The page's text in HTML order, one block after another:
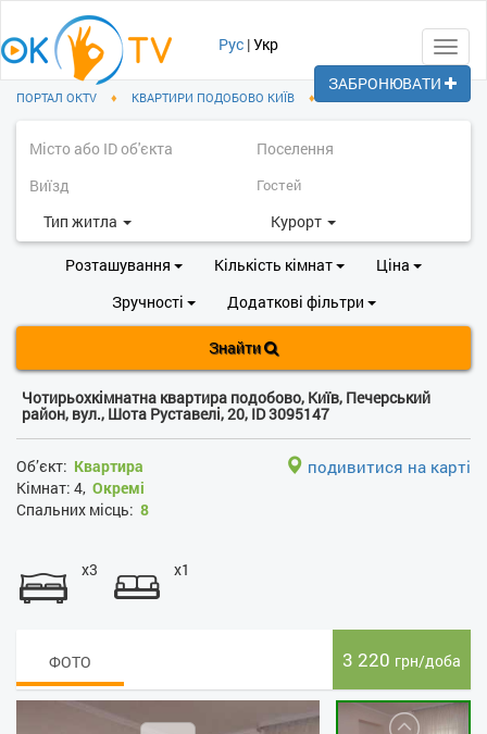
Рус |Укр
ПОРТАЛ OKTV ♦ КВАРТИРИ ПОДОБОВО КИЇВ ♦
Тип житла Курорт
Розташування Кількість кімнат
Ціна
Зручності
Додаткові фільтри
Знайти
Чотирьохкімнатна квартира подобово, Київ, Печерський
район, вул., Шота Руставелі, 20, ID 3095147
Об’єкт: Квартира
Кімнат: 4, Окремі
Спальних місць: 8
подивитися на карті
x3 x1
ФОТО 3 220 грн/доба
ЗАБРОНЮВАТИ